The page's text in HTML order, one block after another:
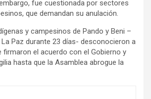
fue cuestionada por sectores
que demandan su anulación.
y campesinos de Pando y Beni –
Paz durante 23 días- desconocieron a
firmaron el acuerdo con el Gobierno y
hasta que la Asamblea abrogue la